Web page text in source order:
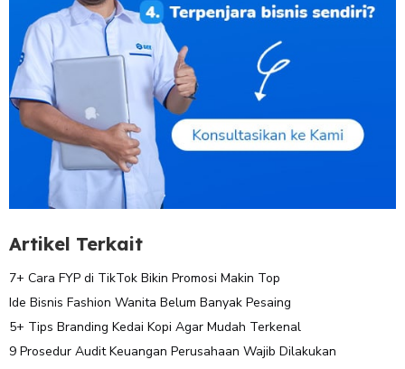
Artikel Terkait
7+ Cara FYP di TikTok Bikin Promosi Makin Top
Ide Bisnis Fashion Wanita Belum Banyak Pesaing
5+ Tips Branding Kedai Kopi Agar Mudah Terkenal
9 Prosedur Audit Keuangan Perusahaan Wajib Dilakukan